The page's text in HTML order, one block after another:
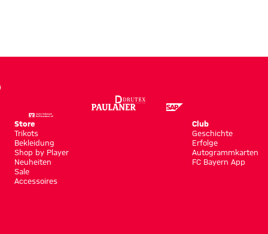
Store
Trikots
Bekleidung
Shop by Player
Neuheiten
Sale
Accessoires
Club
Geschichte
Erfolge
Autogrammkarten
FC Bayern App